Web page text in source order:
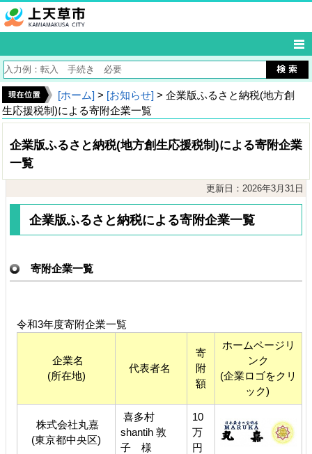
[ホーム] > [お知らせ] > 企業版ふるさと納税(地方創
生応援税制)による寄附企業一覧
企業版ふるさと納税(地方創生応援税制)による寄附企業
一覧
更新日：2026年3月31日
企業版ふるさと納税による寄附企業一覧
寄附企業一覧
令和3年度寄附企業一覧
企業名
(所在地)
代表者名
寄
附
額
ホームページリ
ンク
(企業ロゴをクリ
ック)
株式会社丸嘉
(東京都中央区)
喜多村
shantih 敦
子 様
10
万
円